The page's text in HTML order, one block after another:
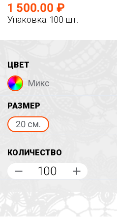
1 500.00 ₽
Упаковка: 100 шт.
ЦВЕТ
Микс
РАЗМЕР
20 см.
КОЛИЧЕСТВО